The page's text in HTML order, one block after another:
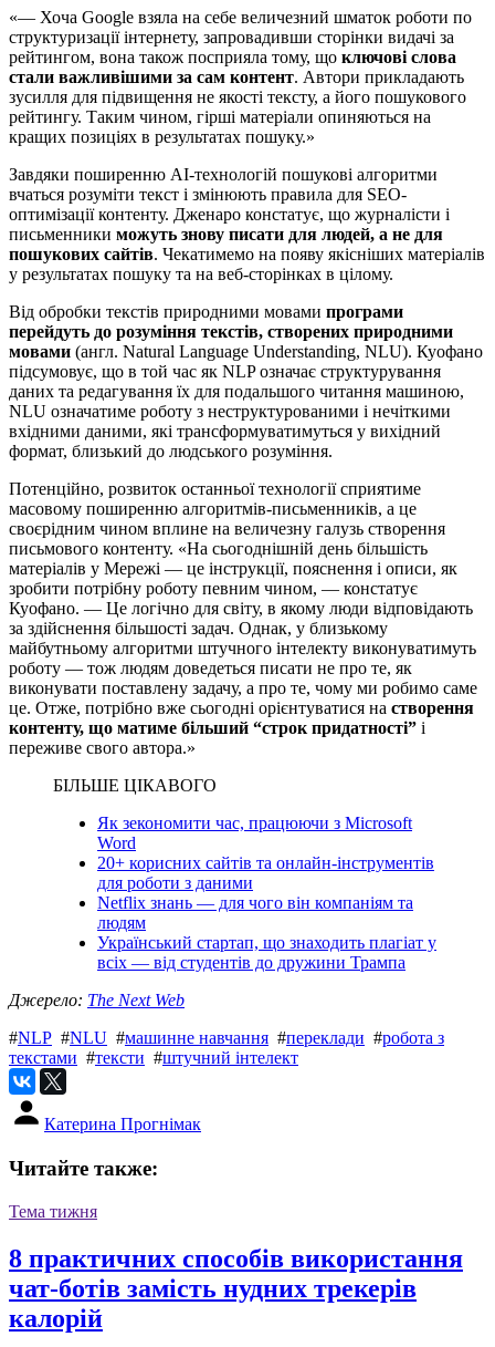
«— Хоча Google взяла на себе величезний шматок роботи по
структуризації інтернету, запровадивши сторінки видачі за
рейтингом, вона також посприяла тому, що ключові слова
стали важливішими за сам контент. Автори прикладають
зусилля для підвищення не якості тексту, а його пошукового
рейтингу. Таким чином, гірші матеріали опиняються на
кращих позиціях в результатах пошуку.»
Завдяки поширенню AI-технологій пошукові алгоритми
вчаться розуміти текст і змінюють правила для SEO-
оптимізації контенту. Дженаро констатує, що журналісти і
письменники можуть знову писати для людей, а не для
пошукових сайтів. Чекатимемо на появу якісніших матеріалів
у результатах пошуку та на веб-сторінках в цілому.
Від обробки текстів природними мовами програми
перейдуть до розуміння текстів, створених природними
мовами (англ. Natural Language Understanding, NLU). Куофано
підсумовує, що в той час як NLP означає структурування
даних та редагування їх для подальшого читання машиною,
NLU означатиме роботу з неструктурованими і нечіткими
вхідними даними, які трансформуватимуться у вихідний
формат, близький до людського розуміння.
Потенційно, розвиток останньої технології сприятиме
масовому поширенню алгоритмів-письменників, а це
своєрідним чином вплине на величезну галузь створення
письмового контенту. «На сьогоднішній день більшість
матеріалів у Мережі — це інструкції, пояснення і описи, як
зробити потрібну роботу певним чином, — констатує
Куофано. — Це логічно для світу, в якому люди відповідають
за здійснення більшості задач. Однак, у близькому
майбутньому алгоритми штучного інтелекту виконуватимуть
роботу — тож людям доведеться писати не про те, як
виконувати поставлену задачу, а про те, чому ми робимо саме
це. Отже, потрібно вже сьогодні орієнтуватися на створення
контенту, що матиме більший “строк придатності” і
переживе свого автора.»
БІЛЬШЕ ЦІКАВОГО
Як зекономити час, працюючи з Microsoft
Word
20+ корисних сайтів та онлайн-інструментів
для роботи з даними
Netflix знань — для чого він компаніям та
людям
Український стартап, що знаходить плагіат у
всіх — від студентів до дружини Трампа
Джерело: The Next Web
#NLP #NLU #машинне навчання #переклади #робота з
текстами #тексти #штучний інтелект
Катерина Прогнімак
Читайте также:
Тема тижня
8 практичних способів використання
чат-ботів замість нудних трекерів
калорій